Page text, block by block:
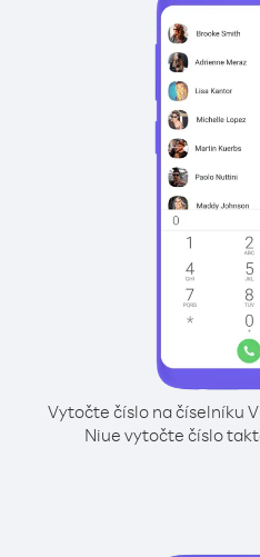
Vytočte číslo na číselníku
Niue vytočte číslo